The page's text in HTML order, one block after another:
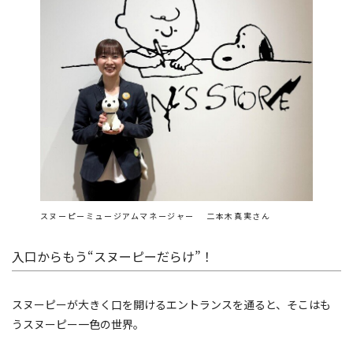
スヌーピーミュージアムマネージャー 二本木真実さん
入口からもう“スヌーピーだらけ”！
スヌーピーが大きく口を開けるエントランスを通ると、そこはも
うスヌーピー一色の世界。